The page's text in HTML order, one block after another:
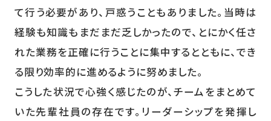
て行う必要があり、戸惑うこともありました。当時は
経験も知識もまだまだ乏しかったので、とにかく任さ
れた業務を正確に行うことに集中するとともに、でき
る限り効率的に進めるように努めました。
こうした状況で心強く感じたのが、チームをまとめて
いた先輩社員の存在です。リーダーシップを発揮し